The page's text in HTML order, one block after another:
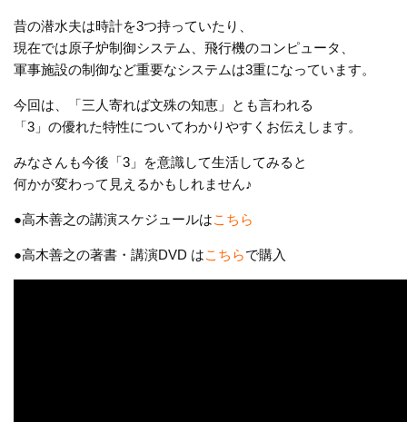
昔の潜水夫は時計を3つ持っていたり、
現在では原子炉制御システム、飛行機のコンピュータ、
軍事施設の制御など重要なシステムは3重になっています。
今回は、「三人寄れば文殊の知恵」とも言われる
「3」の優れた特性についてわかりやすくお伝えします。
みなさんも今後「3」を意識して生活してみると
何かが変わって見えるかもしれません♪
●高木善之の講演スケジュールはこちら
●高木善之の著書・講演DVD はこちらで購入